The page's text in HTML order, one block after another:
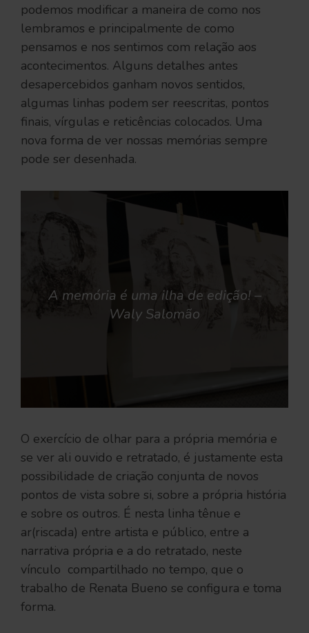
podemos modificar a maneira de como nos
lembramos e principalmente de como
pensamos e nos sentimos com relação aos
acontecimentos. Alguns detalhes antes
desapercebidos ganham novos sentidos,
algumas linhas podem ser reescritas, pontos
finais, vírgulas e reticências colocados. Uma
nova forma de ver nossas memórias sempre
pode ser desenhada.
A memória é uma ilha de edição! –
Waly Salomão
O exercício de olhar para a própria memória e
se ver ali ouvido e retratado, é justamente esta
possibilidade de criação conjunta de novos
pontos de vista sobre si, sobre a própria história
e sobre os outros. É nesta linha tênue e
ar(riscada) entre artista e público, entre a
narrativa própria e a do retratado, neste
vínculo compartilhado no tempo, que o
trabalho de Renata Bueno se configura e toma
forma.